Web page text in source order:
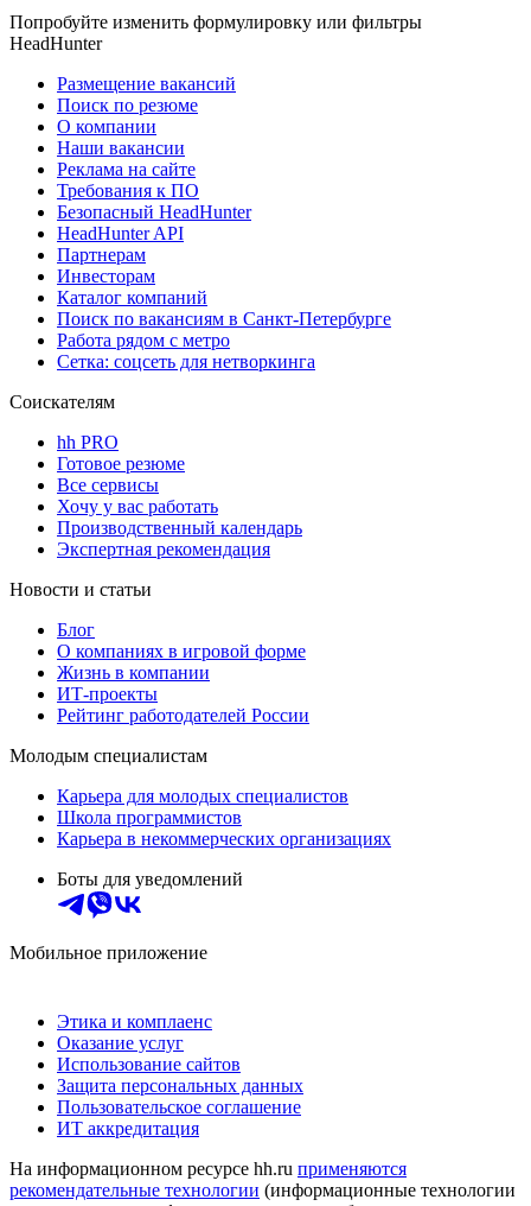
Попробуйте изменить формулировку или фильтры
HeadHunter
Размещение вакансий
Поиск по резюме
О компании
Наши вакансии
Реклама на сайте
Требования к ПО
Безопасный HeadHunter
HeadHunter API
Партнерам
Инвесторам
Каталог компаний
Поиск по вакансиям в Санкт-Петербурге
Работа рядом с метро
Сетка: соцсеть для нетворкинга
Соискателям
hh PRO
Готовое резюме
Все сервисы
Хочу у вас работать
Производственный календарь
Экспертная рекомендация
Новости и статьи
Блог
О компаниях в игровой форме
Жизнь в компании
ИТ-проекты
Рейтинг работодателей России
Молодым специалистам
Карьера для молодых специалистов
Школа программистов
Карьера в некоммерческих организациях
Боты для уведомлений
Мобильное приложение
Этика и комплаенс
Оказание услуг
Использование сайтов
Защита персональных данных
Пользовательское соглашение
ИТ аккредитация
На информационном ресурсе hh.ru применяются
рекомендательные технологии (информационные технологии